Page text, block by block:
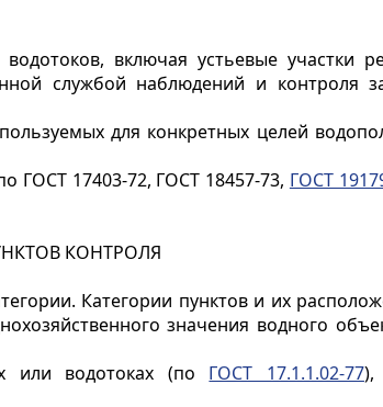
включая устьевые участки
службой наблюдений и контроля
для конкретных целей
ГОСТ 17403-72, ГОСТ 18457-73, ГОСТ
КОНТРОЛЯ
Категории пунктов и их
значения водного
или водотоках (по ГОСТ 17.1.1.02-77),